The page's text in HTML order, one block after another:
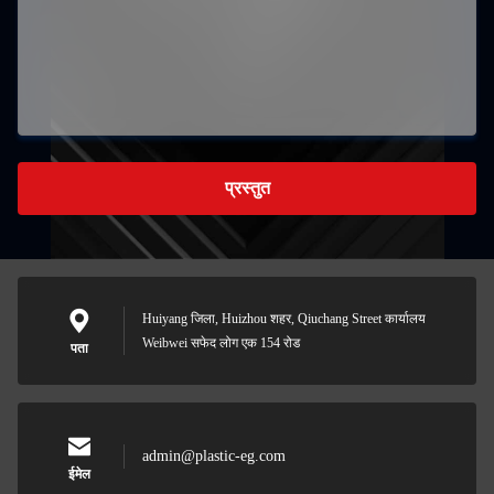
प्रस्तुत
पता
Huiyang जिला, Huizhou शहर, Qiuchang Street कार्यालय
Weibwei सफेद लोग एक 154 रोड
ईमेल
admin@plastic-eg.com